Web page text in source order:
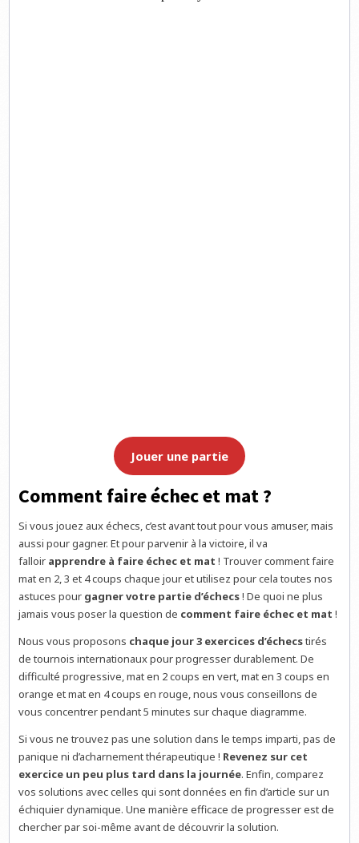
Jouer une partie
Comment faire échec et mat ?
Si vous jouez aux échecs, c’est avant tout pour vous amuser, mais
aussi pour gagner. Et pour parvenir à la victoire, il va
falloir apprendre à faire échec et mat ! Trouver comment faire
mat en 2, 3 et 4 coups chaque jour et utilisez pour cela toutes nos
astuces pour gagner votre partie d’échecs! De quoi ne plus
jamais vous poser la question de comment faire échec et mat !
Nous vous proposons chaque jour 3 exercices d’échecstirés
de tournois internationaux pour progresser durablement. De
difficulté progressive, mat en 2 coups en vert, mat en 3 coups en
orange et mat en 4 coups en rouge, nous vous conseillons de
vous concentrer pendant 5 minutes sur chaque diagramme.
Si vous ne trouvez pas une solution dans le temps imparti, pas de
panique ni d’acharnement thérapeutique ! Revenez sur cet
exercice un peu plus tard dans la journée. Enfin, comparez
vos solutions avec celles qui sont données en fin d’article sur un
échiquier dynamique. Une manière efficace de progresser est de
chercher par soi-même avant de découvrir la solution.